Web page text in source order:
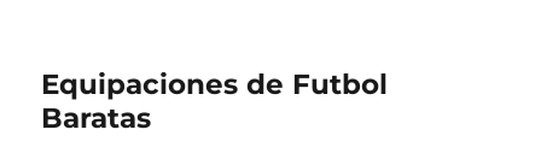
Equipaciones de Futbol
Baratas